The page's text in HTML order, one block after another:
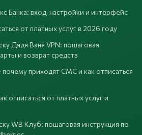
Банка: вход, настройки и интерфейс
от платных услуг в 2026 году
Дядя Ваня VPN: пошаговая
и возврат средств
приходят СМС и как отписаться
отписаться от платных услуг и
WB Клуб: пошаговая инструкция по